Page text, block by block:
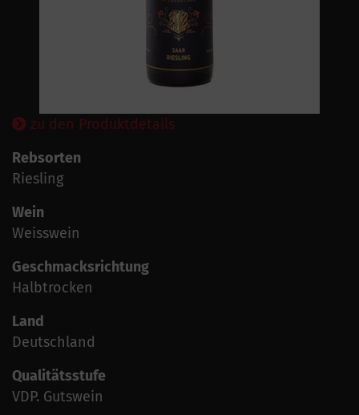
zu den Produktdetails
Rebsorten
Riesling
Wein
Weisswein
Geschmacksrichtung
Halbtrocken
Land
Deutschland
Qualitätsstufe
VDP. Gutswein